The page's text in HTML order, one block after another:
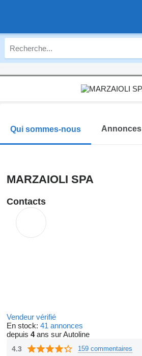
Qui sommes-nous Annonces
MARZAIOLI SPA
Contacts
Vendeur vérifié
En stock: 41 annonces
depuis 4ans sur Autoline
4.3 159 commentaires